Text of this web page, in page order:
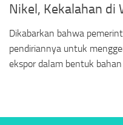
Nikel, Kekalahan di
Dikabarkan bahwa
pendiriannya untuk
ekspor dalam bentuk bahan